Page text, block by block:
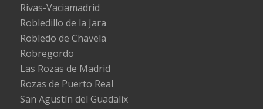
Rivas-Vaciamadrid
Robledillo de la Jara
Robledo de Chavela
Robregordo
Las Rozas de Madrid
Rozas de Puerto Real
San Agustín del Guadalix